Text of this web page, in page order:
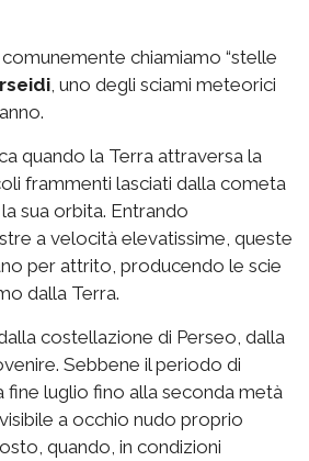
chiamiamo “stelle
, uno degli sciami meteorici
quando la Terra attraversa la
frammenti lasciati dalla cometa
sua orbita. Entrando
a velocità elevatissime, queste
per attrito, producendo le scie
dalla Terra.
costellazione di Perseo, dalla
Sebbene il periodo di
fine luglio fino alla seconda metà
a occhio nudo proprio
quando, in condizioni